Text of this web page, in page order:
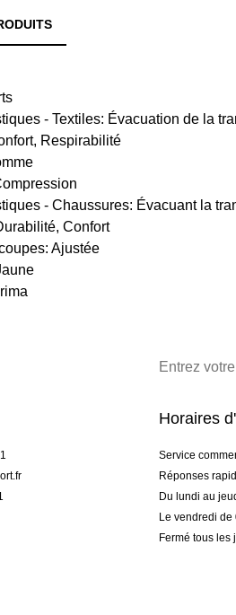
- Textiles: Évacuation de la
Respirabilité
- Chaussures: Évacuant la
Confort
Ajustée
Horaires
Service
Réponses
Du lundi au
Le vendredi
Fermé tous les